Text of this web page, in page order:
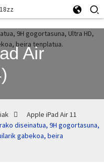
Air
Apple iPad Air 11
diseinatua, 9H gogortasuna,
gabekoa, beira